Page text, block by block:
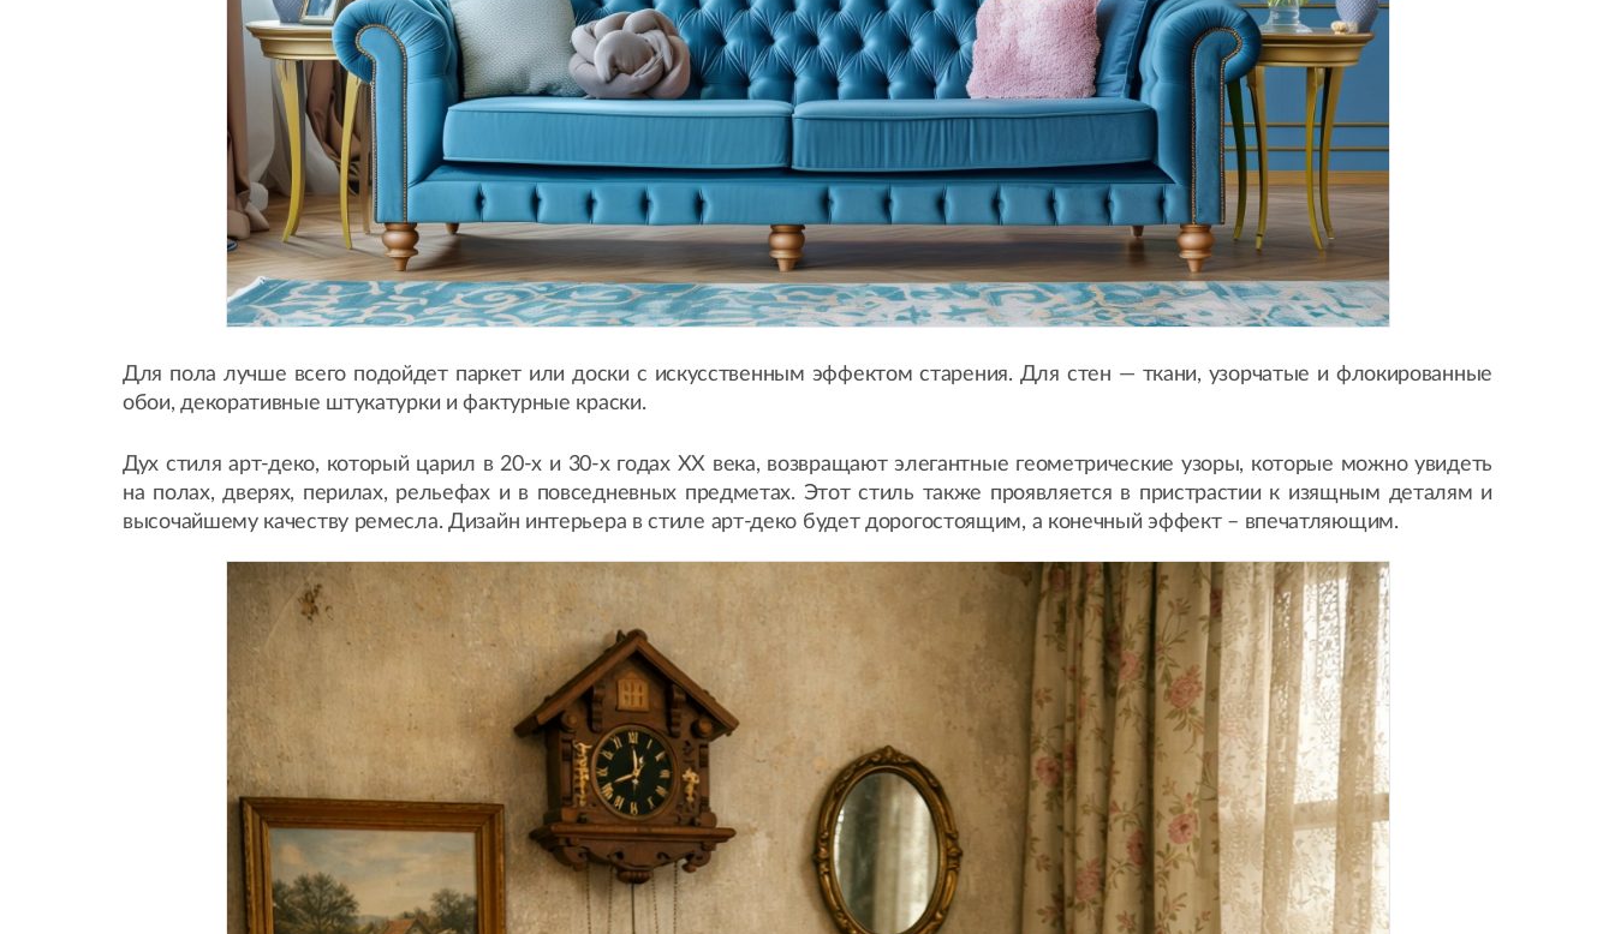
Для пола лучше всего подойдет паркет или доски с искусственным эффектом старения. Для стен — ткани, узорчатые и флокированные
обои, декоративные штукатурки и фактурные краски.
Дух стиля арт-деко, который царил в 20-х и 30-х годах XX века, возвращают элегантные геометрические узоры, которые можно увидеть
на полах, дверях, перилах, рельефах и в повседневных предметах. Этот стиль также проявляется в пристрастии к изящным деталям и
высочайшему качеству ремесла. Дизайн интерьера в стиле арт-деко будет дорогостоящим, а конечный эффект – впечатляющим.